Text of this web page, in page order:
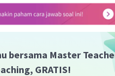
bersama Master
GRATIS!